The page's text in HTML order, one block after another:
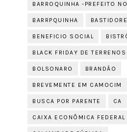
BARROQUINHA -PREFEITO
BARRPQUINHA
BENEFICIO SOCIAL
BLACK FRIDAY DE TERRENOS
BOLSONARO BRANDÃO
BREVEMENTE EM CAMOCIM
BUSCA POR PARENTE CA
CAIXA ECONÔMICA FEDERAL